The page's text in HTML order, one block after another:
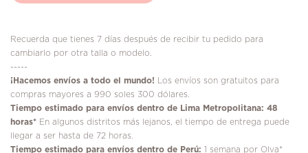
Recuerda que tienes 7 días después de recibir tu pedido para
cambiarlo por otra talla o modelo.
-----
¡ Hacemos envíos a todo el mundo! Los envíos son gratuitos para
compras mayores a 990 soles 300 dólares.
Tiempo estimado para envíos dentro de Lima Metropolitana: 48
horas* En algunos distritos más lejanos, el tiempo de entrega puede
llegar a ser hasta de 72 horas.
Tiempo estimado para envíos dentro de Perú: 1 semana por Olva*